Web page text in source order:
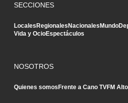
SECCIONES
LocalesRegionalesNacionalesMundo
Vida y OcioEspectáculos
NOSOTROS
Quienes somosFrente a Cano TVFM